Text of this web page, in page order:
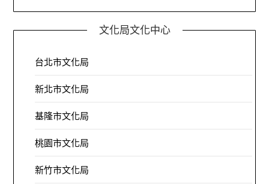
文化局文化中心
台北市文化局
新北市文化局
基隆市文化局
桃園市文化局
新竹市文化局